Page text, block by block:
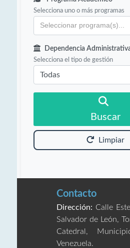
Selecciona uno o más programas
Dependencia
Selecciona el tipo de gestión
Buscar
Limpiar
Contacto
Dirección: Calle
Salvador de León,
Catedral,
Venezuela.